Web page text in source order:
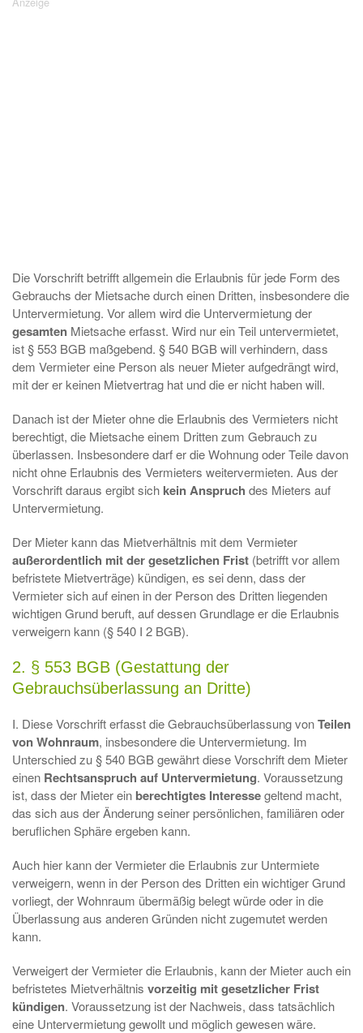
Die Vorschrift betrifft allgemein die Erlaubnis für jede Form des
Gebrauchs der Mietsache durch einen Dritten, insbesondere die
Untervermietung. Vor allem wird die Untervermietung der
gesamten Mietsache erfasst. Wird nur ein Teil untervermietet,
ist § 553 BGB maßgebend. § 540 BGB will verhindern, dass
dem Vermieter eine Person als neuer Mieter aufgedrängt wird,
mit der er keinen Mietvertrag hat und die er nicht haben will.
Danach ist der Mieter ohne die Erlaubnis des Vermieters nicht
berechtigt, die Mietsache einem Dritten zum Gebrauch zu
überlassen. Insbesondere darf er die Wohnung oder Teile davon
nicht ohne Erlaubnis des Vermieters weitervermieten. Aus der
Vorschrift daraus ergibt sich kein Anspruch des Mieters auf
Untervermietung.
Der Mieter kann das Mietverhältnis mit dem Vermieter
außerordentlich mit der gesetzlichen Frist (betrifft vor allem
befristete Mietverträge) kündigen, es sei denn, dass der
Vermieter sich auf einen in der Person des Dritten liegenden
wichtigen Grund beruft, auf dessen Grundlage er die Erlaubnis
verweigern kann (§ 540 I 2 BGB).
2. § 553 BGB (Gestattung der
Gebrauchsüberlassung an Dritte)
I. Diese Vorschrift erfasst die Gebrauchsüberlassung vonTeilen
von Wohnraum, insbesondere die Untervermietung. Im
Unterschied zu § 540 BGB gewährt diese Vorschrift dem Mieter
einen Rechtsanspruch auf Untervermietung. Voraussetzung
ist, dass der Mieter ein berechtigtes Interessegeltend macht,
das sich aus der Änderung seiner persönlichen, familiären oder
beruflichen Sphäre ergeben kann.
Auch hier kann der Vermieter die Erlaubnis zur Untermiete
verweigern, wenn in der Person des Dritten ein wichtiger Grund
vorliegt, der Wohnraum übermäßig belegt würde oder in die
Überlassung aus anderen Gründen nicht zugemutet werden
kann.
Verweigert der Vermieter die Erlaubnis, kann der Mieter auch ein
befristetes Mietverhältnis vorzeitig mit gesetzlicher Frist
kündigen. Voraussetzung ist der Nachweis, dass tatsächlich
eine Untervermietung gewollt und möglich gewesen wäre.